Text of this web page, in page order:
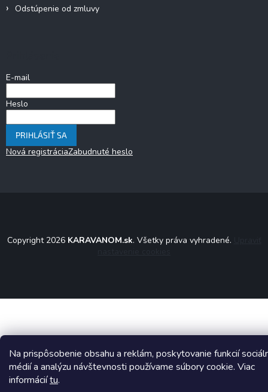
Na prispôsobenie obsahu a reklám, poskytovanie funkcií
médií a analýzu návštevnosti používame súbory cookie. Viac
informáciítu.
Odstúpenie od zmluvy
E-mail
Heslo
PRIHLÁSIŤ SA
Nová registráciaZabudnuté heslo
Copyright 2026 KARAVANOM.sk. Všetky práva vyhradené.